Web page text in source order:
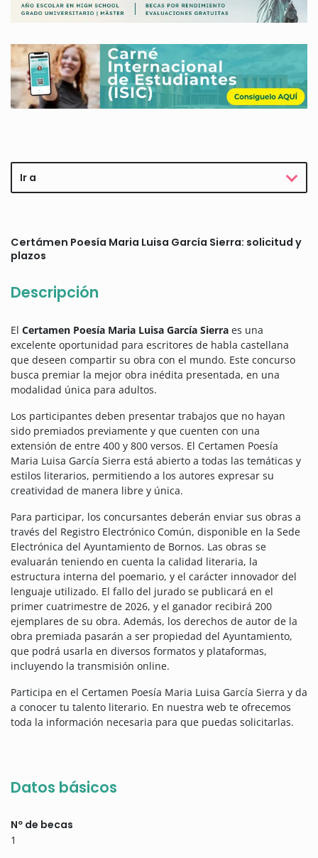
Ir a
Certámen Poesía Maria Luisa García Sierra: solicitud y
plazos
Descripción
El Certamen Poesía Maria Luisa García Sierra es una
excelente oportunidad para escritores de habla castellana
que deseen compartir su obra con el mundo. Este concurso
busca premiar la mejor obra inédita presentada, en una
modalidad única para adultos.
Los participantes deben presentar trabajos que no hayan
sido premiados previamente y que cuenten con una
extensión de entre 400 y 800 versos. El Certamen Poesía
Maria Luisa García Sierra está abierto a todas las temáticas y
estilos literarios, permitiendo a los autores expresar su
creatividad de manera libre y única.
Para participar, los concursantes deberán enviar sus obras a
través del Registro Electrónico Común, disponible en la Sede
Electrónica del Ayuntamiento de Bornos. Las obras se
evaluarán teniendo en cuenta la calidad literaria, la
estructura interna del poemario, y el carácter innovador del
lenguaje utilizado. El fallo del jurado se publicará en el
primer cuatrimestre de 2026, y el ganador recibirá 200
ejemplares de su obra. Además, los derechos de autor de la
obra premiada pasarán a ser propiedad del Ayuntamiento,
que podrá usarla en diversos formatos y plataformas,
incluyendo la transmisión online.
Participa en el Certamen Poesía Maria Luisa García Sierra y da
a conocer tu talento literario. En nuestra web te ofrecemos
toda la información necesaria para que puedas solicitarlas.
Datos básicos
Nº de becas
1